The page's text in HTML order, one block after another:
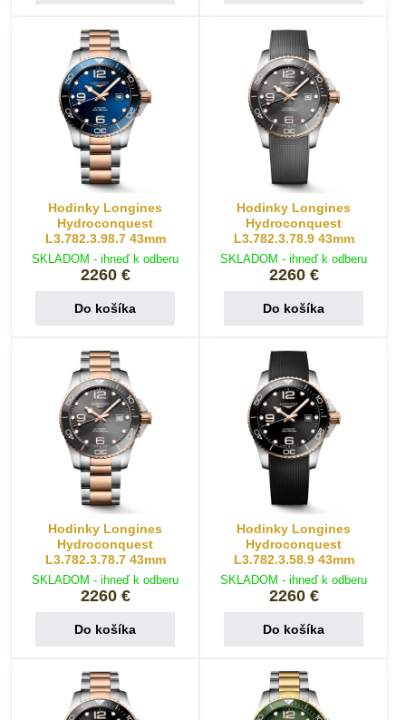
Hodinky Longines
Hydroconquest
L3.782.3.98.7 43mm
SKLADOM - ihneď k odberu
2260 €
Do košíka
Hodinky Longines
Hydroconquest
L3.782.3.78.9 43mm
SKLADOM - ihneď k odberu
2260 €
Do košíka
Hodinky Longines
Hydroconquest
L3.782.3.78.7 43mm
SKLADOM - ihneď k odberu
2260 €
Do košíka
Hodinky Longines
Hydroconquest
L3.782.3.58.9 43mm
SKLADOM - ihneď k odberu
2260 €
Do košíka